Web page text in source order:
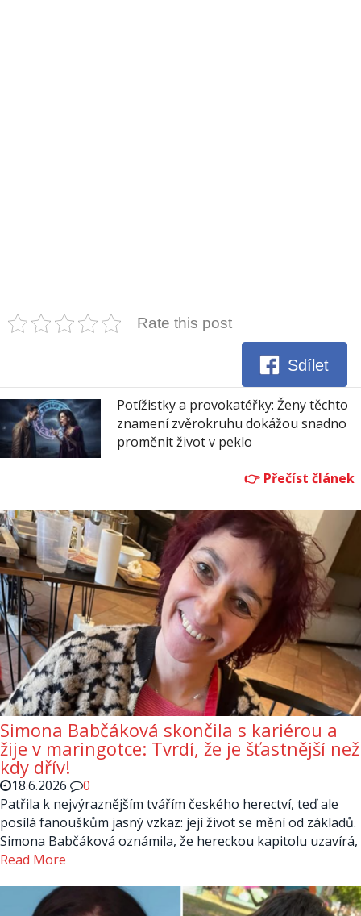
Rate this post
Sdílet
Potížistky a provokatéřky: Ženy těchto
znamení zvěrokruhu dokážou snadno
proměnit život v peklo
Simona Babčáková skončila s kariérou a
žije v maringotce: Tvrdí, že je šťastnější než
kdy dřív!
18.6.2026
0
Patřila k nejvýraznějším tvářím českého herectví, teď ale
posílá fanouškům jasný vzkaz: její život se mění od základů.
Simona Babčáková oznámila, že hereckou kapitolu uzavírá,
Read More